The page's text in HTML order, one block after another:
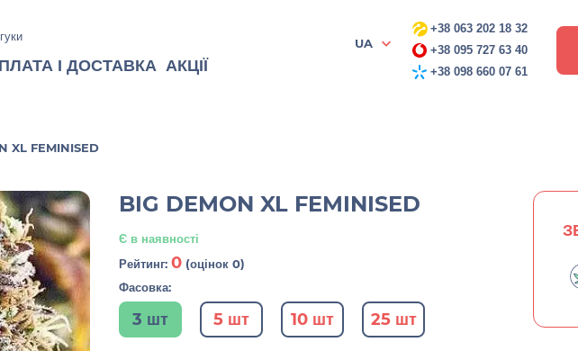
І ДОСТАВКА АКЦІЇ
UA
+38 063 202 18 32
+38 095 727 63 40
+38 098 660 07 61
XL FEMINISED
BIG DEMON XL FEMINISED
Є в наявності
Рейтинг: 0 (оцінок 0)
Фасовка:
3 шт 5 шт 10 шт 25 шт